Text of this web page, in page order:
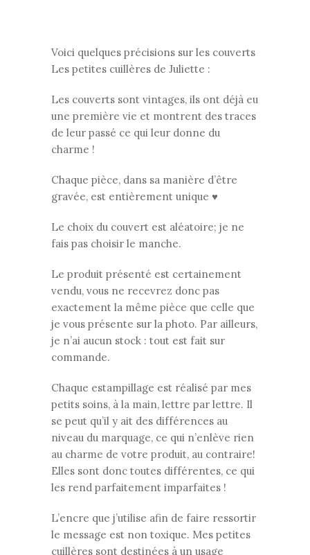
Voici quelques précisions sur les couverts
Les petites cuillères de Juliette :
Les couverts sont vintages, ils ont déjà eu
une première vie et montrent des traces
de leur passé ce qui leur donne du
charme !
Chaque pièce, dans sa manière d’être
gravée, est entièrement unique ♥
Le choix du couvert est aléatoire; je ne
fais pas choisir le manche.
Le produit présenté est certainement
vendu, vous ne recevrez donc pas
exactement la même pièce que celle que
je vous présente sur la photo. Par ailleurs,
je n’ai aucun stock : tout est fait sur
commande.
Chaque estampillage est réalisé par mes
petits soins, à la main, lettre par lettre. Il
se peut qu’il y ait des différences au
niveau du marquage, ce qui n’enlève rien
au charme de votre produit, au contraire!
Elles sont donc toutes différentes, ce qui
les rend parfaitement imparfaites !
L’encre que j’utilise afin de faire ressortir
le message est non toxique. Mes petites
cuillères sont destinées à un usage